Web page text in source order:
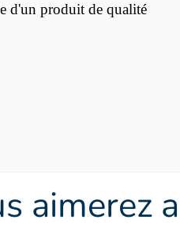
d'un produit de qualité
aimerez